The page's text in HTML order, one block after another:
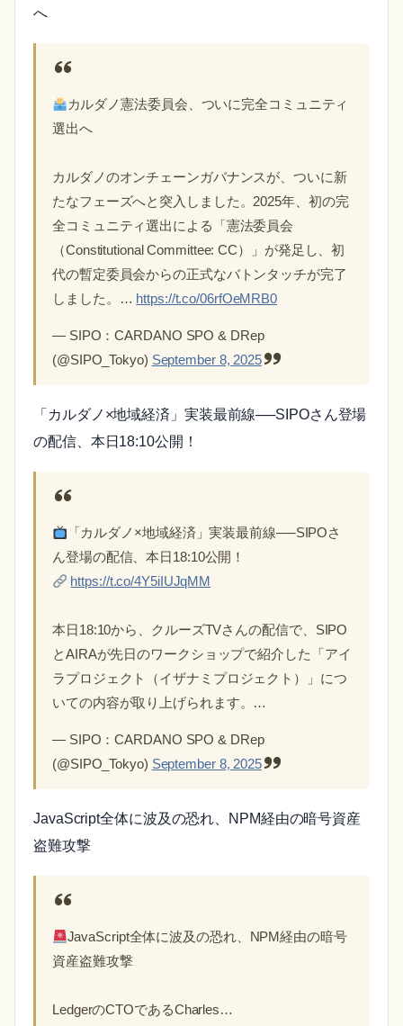
へ
カルダノ憲法委員会、ついに完全コミュニティ
選出へ
カルダノのオンチェーンガバナンスが、ついに新
たなフェーズへと突入しました。2025年、初の完
全コミュニティ選出による「憲法委員会
（Constitutional Committee: CC）」が発足し、初
代の暫定委員会からの正式なバトンタッチが完了
しました。… https://t.co/06rfOeMRB0
— SIPO：CARDANO SPO & DRep
(@SIPO_Tokyo) September 8, 2025
「カルダノ×地域経済」実装最前線──SIPOさん登場
の配信、本日18:10公開！
「カルダノ×地域経済」実装最前線──SIPOさ
ん登場の配信、本日18:10公開！
https://t.co/4Y5iIUJqMM
本日18:10から、クルーズTVさんの配信で、SIPO
とAIRAが先日のワークショップで紹介した「アイ
ラプロジェクト（イザナミプロジェクト）」につ
いての内容が取り上げられます。…
— SIPO：CARDANO SPO & DRep
(@SIPO_Tokyo) September 8, 2025
JavaScript全体に波及の恐れ、NPM経由の暗号資産
盗難攻撃
JavaScript全体に波及の恐れ、NPM経由の暗号
資産盗難攻撃
LedgerのCTOであるCharles…